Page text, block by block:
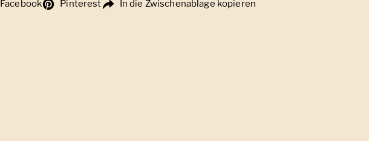
Facebook Pinterest In die Zwischenablage kopieren